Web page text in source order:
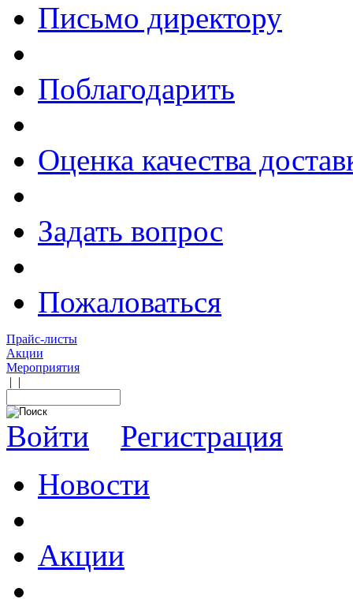
Письмо директору
Поблагодарить
Оценка качества
Задать вопрос
Пожаловаться
Прайс-листы
Акции
Мероприятия
| |
Войти
Регистрация
Новости
Акции